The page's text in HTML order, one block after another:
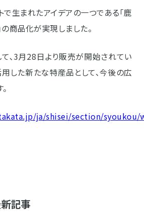
で生まれたアイデアの一つである「鹿
商品化が実現しました。
て、3月28日より販売が開始されてい
した新たな特産品として、今後の広
ja/shisei/section/syoukou/
新記事